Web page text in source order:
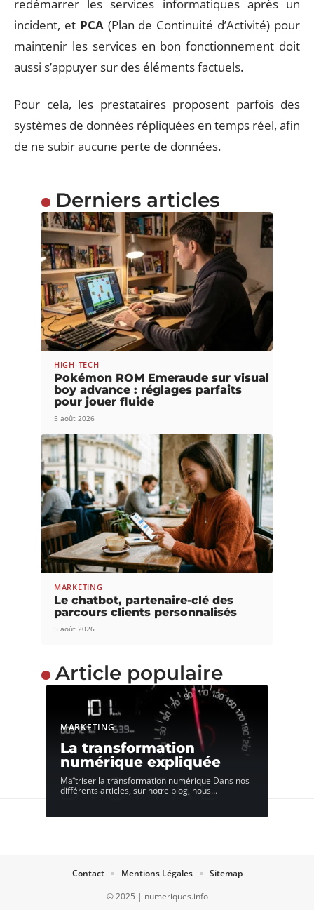
redémarrer les services informatiques après un
incident, et PCA(Plan de Continuité d’Activité) pour
maintenir les services en bon fonctionnement doit
aussi s’appuyer sur des éléments factuels.
Pour cela, les prestataires proposent parfois des
systèmes de données répliquées en temps réel, afin
de ne subir aucune perte de données.
Derniers articles
HIGH-TECH
Pokémon ROM Emeraude sur visual
boy advance : réglages parfaits
pour jouer fluide
5 août 2026
MARKETING
Le chatbot, partenaire-clé des
parcours clients personnalisés
5 août 2026
Article populaire
MARKETING
La transformation
numérique expliquée
Maîtriser la transformation numérique Dans nos
différents articles, sur notre blog, nous…
© 2025 | numeriques.info
Contact Mentions Légales Sitemap